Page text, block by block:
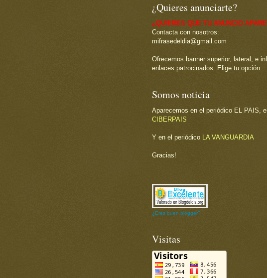
¿Quieres anunciarte?
¿QUIERES QUE TU ANUNCIO
Contacta con nosotros:
mifrasedeldia@gmail.com
Ofrecemos banner superior, lateral, e
enlaces patrocinados. Elige tu opción.
Somos noticia
Aparecemos en el periódico EL PAIS,
CIBERPAIS
Y en el periódico LA VANGUARDIA
Gracias!
¿Eres buen blogger?
Visitas